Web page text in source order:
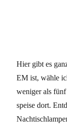
Hier gibt es
EM ist, wähle
weniger als
speise dort.